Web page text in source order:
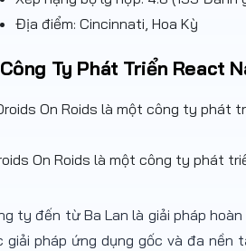
Địa điểm: Cincinnati, Hoa Kỳ
Công Ty Phát Triển React
On Roids là một công ty phát
ty đến từ Ba Lan là giải pháp
giải pháp ứng dụng gốc và đa nền